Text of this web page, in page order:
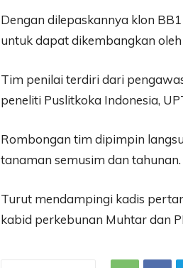
Dengan dilepaskannya klon
untuk dapat dikembangkan
Tim penilai terdiri dari
peneliti Puslitkoka Indonesia,
Rombongan tim dipimpin
tanaman semusim dan tahunan.
Turut mendampingi kadis
kabid perkebunan Muhtar dan